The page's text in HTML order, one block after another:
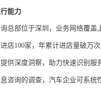
能力
询总部位于深圳，业务网络覆
店100家，年累计进店量破万
供深度洞察，助力快速识别服
咨询的调查，汽车企业可系